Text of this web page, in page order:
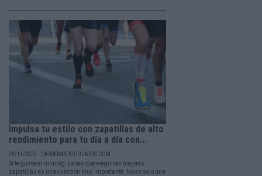
Impulsa tu estilo con zapatillas de alto
rendimiento para tu día a día con...
28/11/2023 - CARRERASPOPULARES.COM
Si te gusta el running, sabes que elegir las mejores
zapatillas es una cuestión muy importante. No es solo una